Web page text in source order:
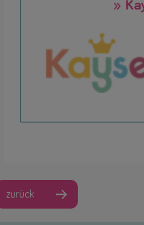
»
zurück